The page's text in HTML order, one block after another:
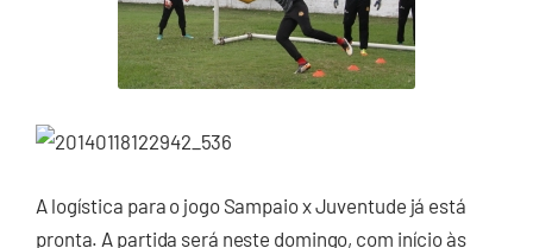
A logística para o jogo Sampaio x Juventude já está
pronta. A partida será neste domingo, com início às